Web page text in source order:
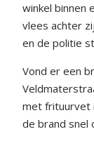
winkel binnen
vlees achter
en de politie
Vond er een
met frituurvet
de brand snel